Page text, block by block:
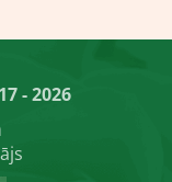
- 2026